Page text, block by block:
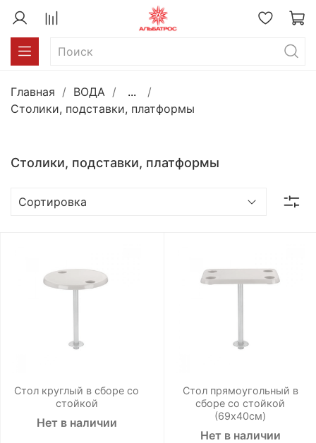
Главная ВОДА
...
Столики, подставки, платформы
Столики, подставки, платформы
Стол круглый в сборе со
стойкой
Нет в наличии
Стол прямоугольный в
сборе со стойкой
(69х40см)
Нет в наличии